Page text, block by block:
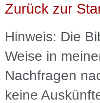
Zurück zur
Hinweis: Die
Weise in
Nachfragen
keine